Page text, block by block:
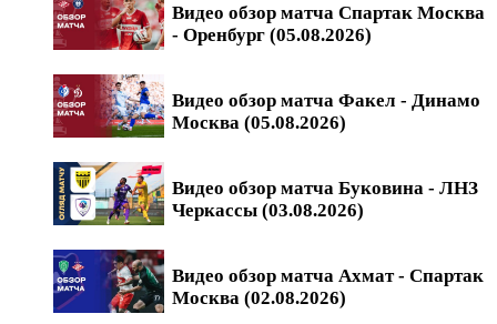
Видео обзор матча Спартак Москва
- Оренбург (05.08.2026)
Видео обзор матча Факел - Динамо
Москва (05.08.2026)
Видео обзор матча Буковина - ЛНЗ
Черкассы (03.08.2026)
Видео обзор матча Ахмат - Спартак
Москва (02.08.2026)